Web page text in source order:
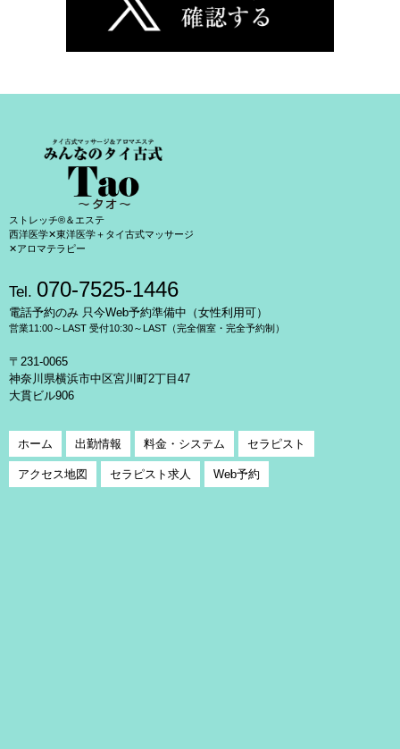
ストレッチ®＆エステ
西洋医学✕東洋医学＋タイ古式マッサージ
✕アロマテラピー
Tel. 070-7525-1446
電話予約のみ 只今Web予約準備中（女性利用可）
営業11:00～LAST 受付10:30～LAST（完全個室・完全予約制）
〒231-0065
神奈川県横浜市中区宮川町2丁目47
大貫ビル906
ホーム 出勤情報 料金・システム セラピスト
アクセス地図 セラピスト求人 Web予約